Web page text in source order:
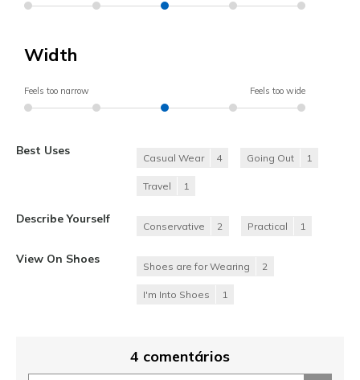
Width
Feels too narrow Feels too wide
Best Uses
Casual Wear 4 Going Out 1
Travel 1
Describe Yourself
Conservative 2 Practical 1
View On Shoes
Shoes are for Wearing 2
I'm Into Shoes 1
4 comentários